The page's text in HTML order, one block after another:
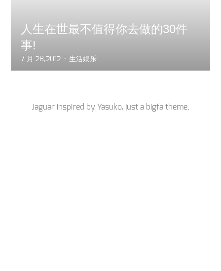
人生在世最不值得你去做的30件
事!
7 月 28,2012 生活娱乐
Jaguar inspired by Yasuko, just a bigfa theme.